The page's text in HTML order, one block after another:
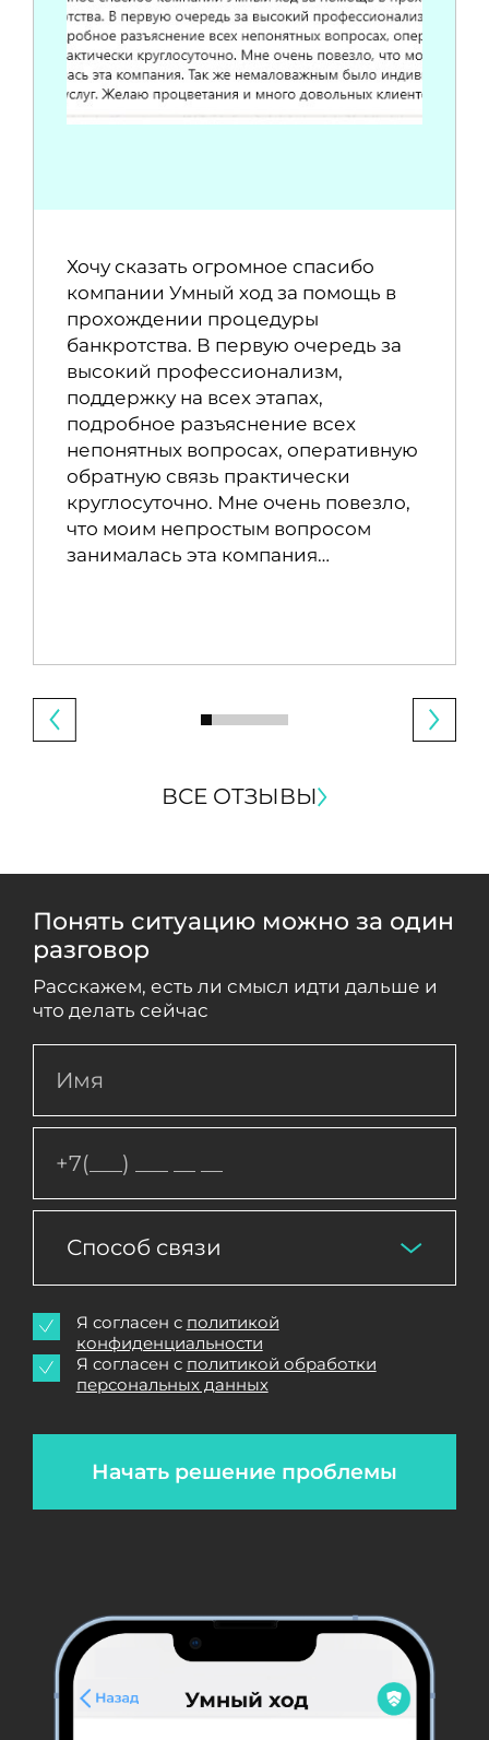
Хочу сказать огромное спасибо
компании Умный ход за помощь в
прохождении процедуры
банкротства. В первую очередь за
высокий профессионализм,
поддержку на всех этапах,
подробное разъяснение всех
непонятных вопросах, оперативную
обратную связь практически
круглосуточно. Мне очень повезло,
что моим непростым вопросом
занималась эта компания…
ВСЕ ОТЗЫВЫ
Понять ситуацию можно за один
разговор
Расскажем, есть ли смысл идти дальше и
что делать сейчас
Способ связи
Начать решение проблемы
Я согласен с политикой
конфиденциальности
Я согласен с политикой обработки
персональных данных